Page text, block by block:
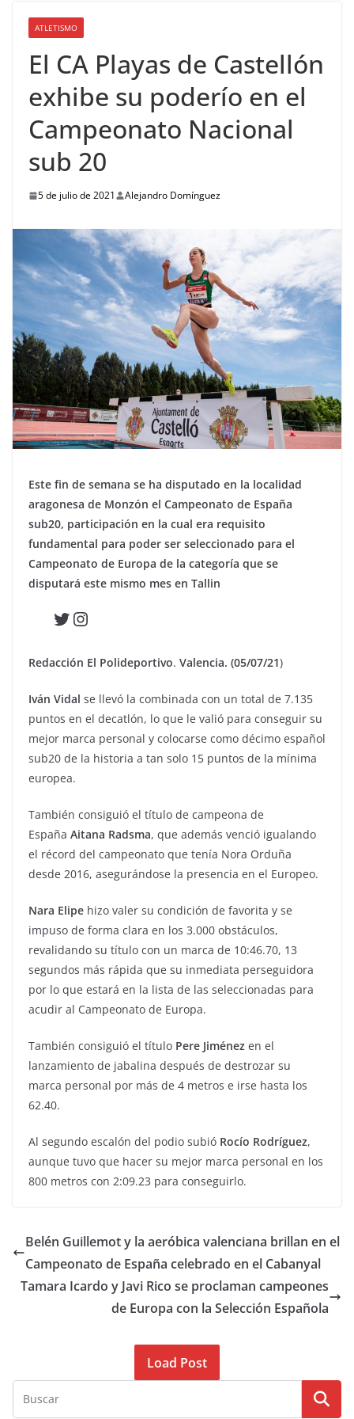
ATLETISMO
El CA Playas de Castellón
exhibe su poderío en el
Campeonato Nacional
sub 20
5 de julio de 2021 Alejandro Domínguez
Este fin de semana se ha disputado en la localidad
aragonesa de Monzón el Campeonato de España
sub20, participación en la cual era requisito
fundamental para poder ser seleccionado para el
Campeonato de Europa de la categoría que se
disputará este mismo mes en Tallin
Twitter
Instagram
Redacción El Polideportivo. Valencia. (05/07/21)
Iván Vidal se llevó la combinada con un total de 7.135
puntos en el decatlón, lo que le valió para conseguir su
mejor marca personal y colocarse como décimo español
sub20 de la historia a tan solo 15 puntos de la mínima
europea.
También consiguió el título de campeona de
España Aitana Radsma, que además venció igualando
el récord del campeonato que tenía Nora Orduña
desde 2016, asegurándose la presencia en el Europeo.
Nara Elipe hizo valer su condición de favorita y se
impuso de forma clara en los 3.000 obstáculos,
revalidando su título con un marca de 10:46.70, 13
segundos más rápida que su inmediata perseguidora
por lo que estará en la lista de las seleccionadas para
acudir al Campeonato de Europa.
También consiguió el título Pere Jiménez en el
lanzamiento de jabalina después de destrozar su
marca personal por más de 4 metros e irse hasta los
62.40.
Al segundo escalón del podio subió Rocío Rodríguez,
aunque tuvo que hacer su mejor marca personal en los
800 metros con 2:09.23 para conseguirlo.
Belén Guillemot y la aeróbica valenciana brillan en el
Campeonato de España celebrado en el Cabanyal
Tamara Icardo y Javi Rico se proclaman campeones
de Europa con la Selección Española
Load Post